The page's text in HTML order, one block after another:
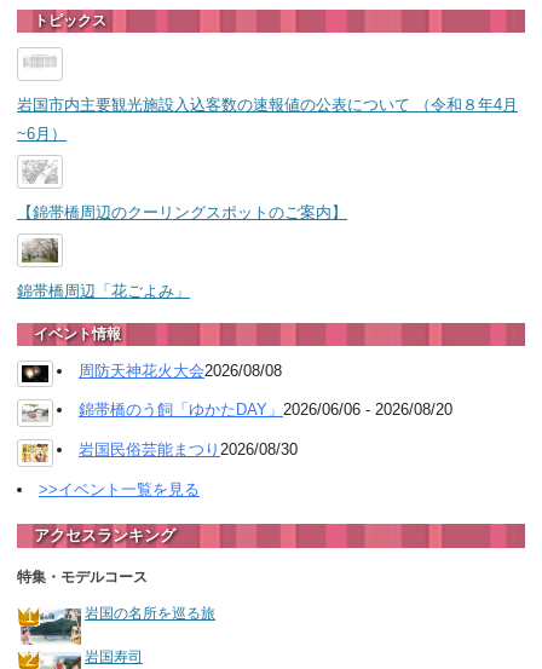
トピックス
岩国市内主要観光施設入込客数の速報値の公表について （令和８年4月
~6月）
【錦帯橋周辺のクーリングスポットのご案内】
錦帯橋周辺「花ごよみ」
イベント情報
周防天神花火大会2026/08/08
錦帯橋のう飼「ゆかたDAY」 2026/06/06 - 2026/08/20
岩国民俗芸能まつり 2026/08/30
>>イベント一覧を見る
アクセスランキング
特集・モデルコース
岩国の名所を巡る旅
岩国寿司